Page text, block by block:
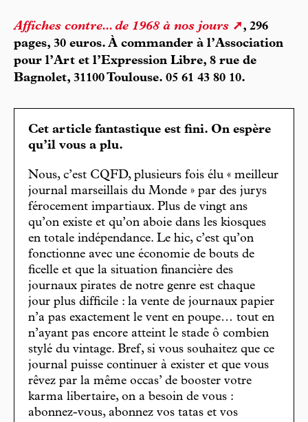
Affiches contre... de 1968 à nos jours
, 296
pages, 30 euros. À commander à l’Association
pour l’Art et l’Expression Libre, 8 rue de
Bagnolet, 31100 Toulouse. 05 61 43 80 10.
Cet article fantastique est fini. On espère
qu’il vous a plu.
Nous, c’est CQFD, plusieurs fois élu « meilleur
journal marseillais du Monde » par des jurys
férocement impartiaux. Plus de vingt ans
qu’on existe et qu’on aboie dans les kiosques
en totale indépendance. Le hic, c’est qu’on
fonctionne avec une économie de bouts de
ficelle et que la situation financière des
journaux pirates de notre genre est chaque
jour plus difficile : la vente de journaux papier
n’a pas exactement le vent en poupe… tout en
n’ayant pas encore atteint le stade ô combien
stylé du vintage. Bref, si vous souhaitez que ce
journal puisse continuer à exister et que vous
rêvez par la même occas’ de booster votre
karma libertaire, on a besoin de vous :
abonnez-vous, abonnez vos tatas et vos